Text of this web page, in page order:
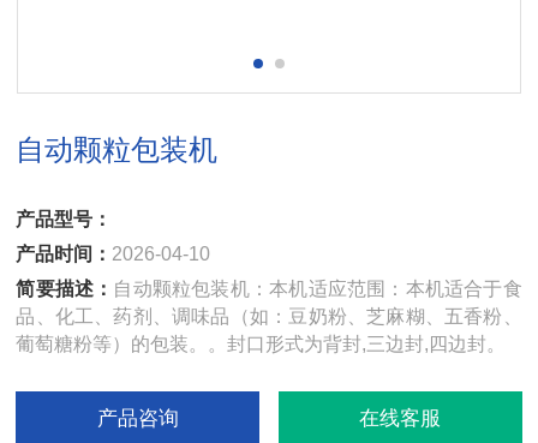
自动颗粒包装机
产品型号：
产品时间： 2026-04-10
简要描述： 自动颗粒包装机：本机适应范围：本机适合于食
品、化工、药剂、调味品（如：豆奶粉、芝麻糊、五香粉、
葡萄糖粉等）的包装。。封口形式为背封,三边封,四边封。
产品咨询 在线客服